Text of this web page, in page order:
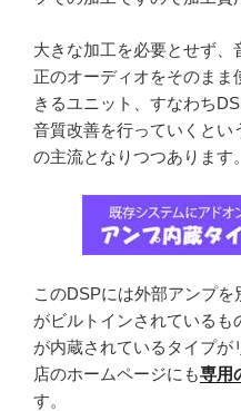
大きな加工を必要とせず
正のオーディオをそのま
きるユニット、すなわち
音質改善を行っていくとい
の主流となりつつあります。
このDSPには外部アンプ
がビルトインされている
が内蔵されているタイプが
店のホームページにも専用
す。